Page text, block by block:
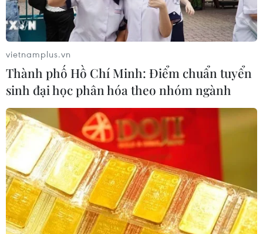
Ghi nhận thêm 10.040 ca
mắc COVID-19 trong ngày 19/9
19/09/2021 15:18
vietnamplus.vn
Thành phố Hồ Chí Minh: Điểm chuẩn tuyển
sinh đại học phân hóa theo nhóm ngành